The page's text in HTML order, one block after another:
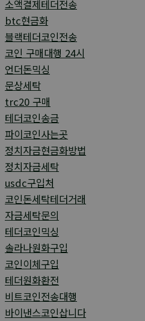
소액결제테더전송
btc현금화
블랙테더코인전송
코인 구매대행 24시
언더돈믹싱
문상세탁
trc20 구매
테더코인송금
파이코인사는곳
정치자금현금화방법
정치자금세탁
usdc구입처
코인돈세탁테더거래
자금세탁문의
테더코인믹싱
솔라나원화구입
코인이체구입
테더원화환전
비트코인전송대행
바이낸스코인삽니다